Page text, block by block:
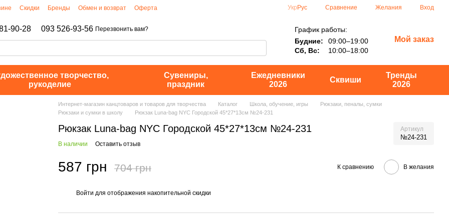
Скидки Бренды Обмен и возврат
Оферта
Укр Рус Сравнение Желания Вход
90-28 093 526-93-56 Перезвонить вам?
График работы:
Будние:
09:00–19:00
Сб, Вс:
10:00–18:00
Мой заказ
творчество,
рукоделие
Сувениры,
праздник
Ежедневники
2026
Сквиши
Тренды
2026
Интернет-магазин канцтоваров и товаров для творчества Каталог Школа, обучение, игры
Рюкзаки, пеналы, сумки
Рюкзаки и сумки в школу
Рюкзак Luna-bag NYC Городской 45*27*13см №24-231
Рюкзак Luna-bag NYC Городской 45*27*13см №24-231 Артикул
№24-231
В наличии Оставить отзыв
587 грн 704 грн К сравнению В желания
Войти для отображения накопительной скидки